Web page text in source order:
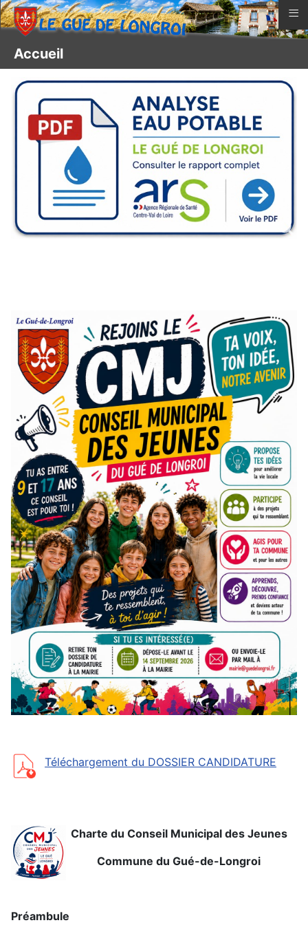
Téléchargement du DOSSIER CANDIDATURE
Charte du Conseil Municipal des Jeunes
Commune du Gué-de-Longroi
Préambule
Accueil
≡